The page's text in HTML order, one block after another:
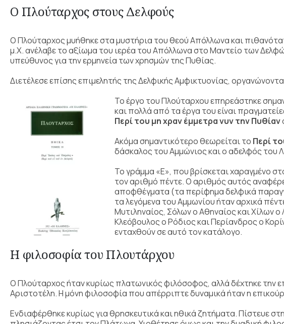
Ο Πλούταρχος στους Δελφούς
Ο Πλούταρχος μυήθηκε στα μυστήρια του θεού Απόλλωνα και
μ.Χ. ανέλαβε το αξίωμα του ιερέα του Απόλλωνα στο Μαντείο των
υπεύθυνος για την ερμηνεία των χρησμών της Πυθίας.
Διετέλεσε επίσης επιμελητής της Δελφικής Αμφικτυονίας,
Το έργο του Πλούταρχου επηρεάστηκε
και πολλά από τα έργα του είναι
Περί του μη χραν έμμετρα νυν την Πυθίαν
Ακόμα σημαντικότερο θεωρείται το Περί
δάσκαλος του Αμμώνιος και ο αδελφός του
Το γράμμα «Ε», που βρίσκεται χαραγμένο
τον αριθμό πέντε. Ο αριθμός αυτός
αποφθέγματα (τα περίφημα δελφικά
τα λεγόμενα του Αμμωνίου ήταν αρχικά
Μυτιληναίος, Σόλων ο Αθηναίος και Χίλων
Κλεόβουλος ο Ρόδιος και Περίανδρος ο
ενταχθούν σε αυτό τον κατάλογο.
Η φιλοσοφία του Πλουτάρχου
Ο Πλούταρχος ήταν κυρίως πλατωνικός φιλόσοφος, αλλά δέχτηκε την
Αριστοτέλη. Η μόνη φιλοσοφία που απέρριπτε δυναμικά ήταν η
Ενδιαφέρθηκε κυρίως για θρησκευτικά και ηθικά ζητήματα. Πίστευε